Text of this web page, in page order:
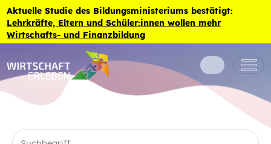
Zum Inhalt der Seite springen
Aktuelle Studie des Bildungsministeriums bestätigt:
Lehrkräfte, Eltern und Schüler:innen wollen mehr
Wirtschafts- und Finanzbildung